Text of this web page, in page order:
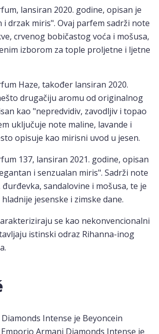
lansiran 2020. godine, opisan je
i drzak miris". Ovaj parfem sadrži note
crvenog bobičastog voća i mošusa,
izborom za tople proljetne i ljetne
Haze, također lansiran 2020.
drugačiju aromu od originalnog
kao "nepredvidiv, zavodljiv i topao
uključuje note maline, lavande i
opisuje kao mirisni uvod u jesen.
137, lansiran 2021. godine, opisan
i senzualan miris". Sadrži note
đurđevka, sandalovine i mošusa, te je
jesenske i zimske dane.
se kao nekonvencionalni
istinski odraz Rihanna-inog
Intense je Beyoncein
Armani Diamonds Intense je